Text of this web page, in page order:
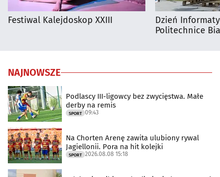
Festiwal Kalejdoskop XXIII
Dzień
Politechnice
NAJNOWSZE
Podlascy III-ligowcy bez zwycięstwa. Małe
derby na remis
SPORT 09:43
Na Chorten Arenę zawita ulubiony rywal
Jagiellonii. Pora na hit kolejki
SPORT 2026.08.08 15:18